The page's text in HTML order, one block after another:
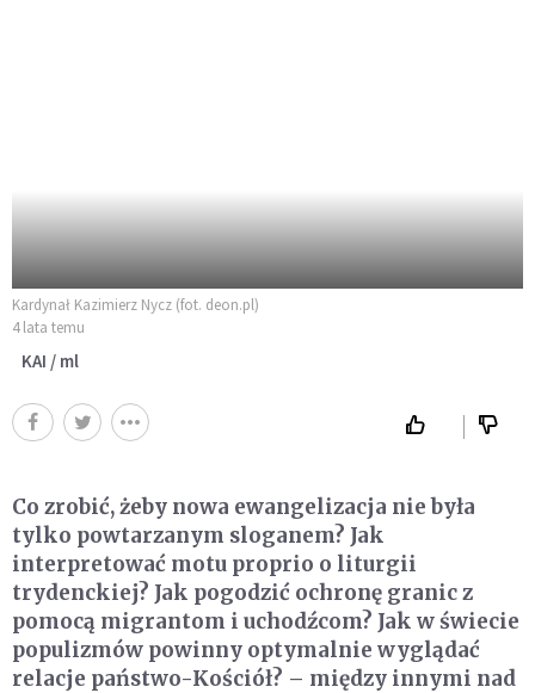
Kardynał Kazimierz Nycz (fot. deon.pl)
4 lata temu
KAI / ml
Co zrobić, żeby nowa ewangelizacja nie była
tylko powtarzanym sloganem? Jak
interpretować motu proprio o liturgii
trydenckiej? Jak pogodzić ochronę granic z
pomocą migrantom i uchodźcom? Jak w świecie
populizmów powinny optymalnie wyglądać
relacje państwo-Kościół? – między innymi nad